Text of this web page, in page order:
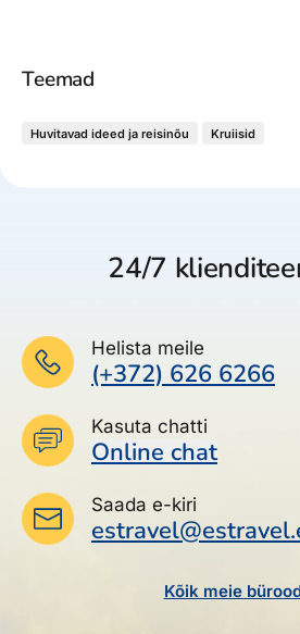
Teemad
Huvitavad ideed ja reisinõu Kruiisid
24/7
Helista meile
(+372) 626 6266
Kasuta chatti
Online chat
Saada e-kiri
Kõik meie